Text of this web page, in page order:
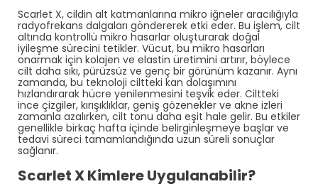
Scarlet X, cildin alt katmanlarına mikro iğneler aracılığıyla
radyofrekans dalgaları göndererek etki eder. Bu işlem, cilt
altında kontrollü mikro hasarlar oluşturarak doğal
iyileşme sürecini tetikler. Vücut, bu mikro hasarları
onarmak için kolajen ve elastin üretimini artırır, böylece
cilt daha sıkı, pürüzsüz ve genç bir görünüm kazanır. Aynı
zamanda, bu teknoloji ciltteki kan dolaşımını
hızlandırarak hücre yenilenmesini teşvik eder. Ciltteki
ince çizgiler, kırışıklıklar, geniş gözenekler ve akne izleri
zamanla azalırken, cilt tonu daha eşit hale gelir. Bu etkiler
genellikle birkaç hafta içinde belirginleşmeye başlar ve
tedavi süreci tamamlandığında uzun süreli sonuçlar
sağlanır.
Scarlet X Kimlere Uygulanabilir?